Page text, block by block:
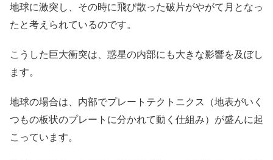
地球に激突し、その時に飛び散った破片がやがて月となっ
たと考えられているのです。
こうした巨大衝突は、惑星の内部にも大きな影響を及ぼし
ます。
地球の場合は、内部でプレートテクトニクス（地表がいく
つもの板状のプレートに分かれて動く仕組み）が盛んに起
こっています。